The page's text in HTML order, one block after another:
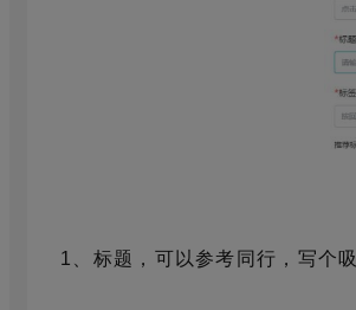
1、标题，可以参考同行，写个